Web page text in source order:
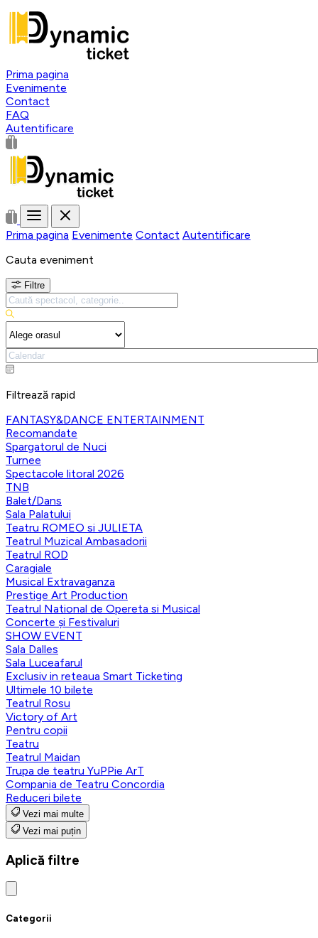
Prima pagina
Evenimente
Contact
FAQ
Autentificare
Prima pagina Evenimente Contact Autentificare
Cauta eveniment
Filtre
Filtrează rapid
FANTASY&DANCE ENTERTAINMENT
Recomandate
Spargatorul de Nuci
Turnee
Spectacole litoral 2026
TNB
Balet/Dans
Sala Palatului
Teatru ROMEO si JULIETA
Teatrul Muzical Ambasadorii
Teatrul ROD
Caragiale
Musical Extravaganza
Prestige Art Production
Teatrul National de Opereta si Musical
Concerte și Festivaluri
SHOW EVENT
Sala Dalles
Sala Luceafarul
Exclusiv in reteaua Smart Ticketing
Ultimele 10 bilete
Teatrul Rosu
Victory of Art
Pentru copii
Teatru
Teatrul Maidan
Trupa de teatru YuPPie ArT
Compania de Teatru Concordia
Reduceri bilete
Vezi mai multe
Vezi mai puțin
Aplică filtre
Categorii